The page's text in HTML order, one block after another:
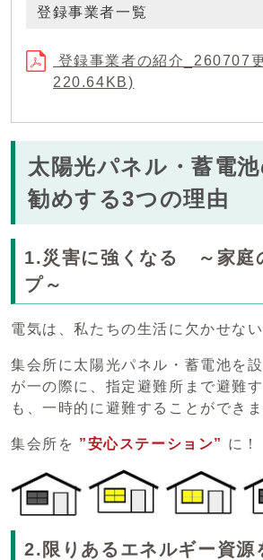
登録事業者一覧
登録事業者の紹介_260707
220.64KB)
太陽光パネル・蓄電
勧めする3つの理由
1.災害に強くなる ～家庭
プ～
電気は、私たちの生活に欠かせない
集会所に太陽光パネル・蓄電池を
が一の際に、指定避難所まで避難
も、一時的に避難することができま
集会所を ”安心ステーション” に！
2.限りあるエネルギー資源